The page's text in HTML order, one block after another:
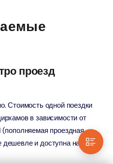
проезд
Стоимость одной поездки
в зависимости от
(пополняемая проездная
дешевле и доступна на